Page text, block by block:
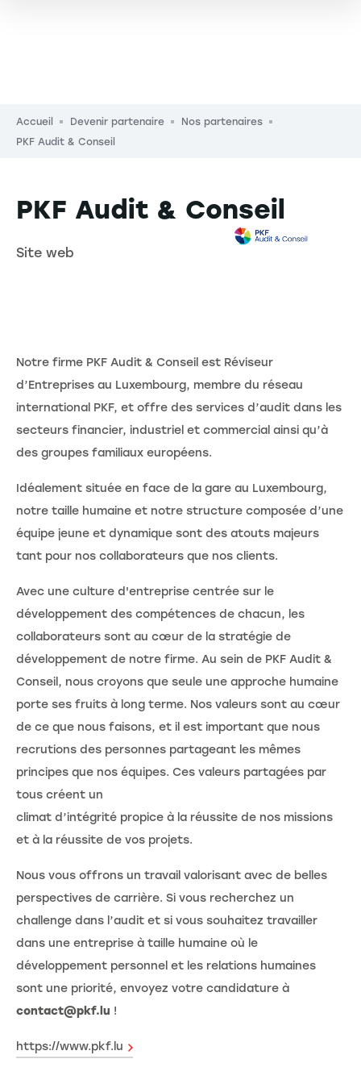
Fil d'Ariane
Accueil Devenir partenaire
Nos partenaires
PKF Audit & Conseil
PKF Audit & Conseil
Site web
Description
Notre firme PKF Audit & Conseil est Réviseur
d’Entreprises au Luxembourg, membre du réseau
international PKF, et offre des services d’audit dans les
secteurs financier, industriel et commercial ainsi qu’à
des groupes familiaux européens.
Idéalement située en face de la gare au Luxembourg,
notre taille humaine et notre structure composée d’une
équipe jeune et dynamique sont des atouts majeurs
tant pour nos collaborateurs que nos clients.
Avec une culture d'entreprise centrée sur le
développement des compétences de chacun, les
collaborateurs sont au cœur de la stratégie de
développement de notre firme. Au sein de PKF Audit &
Conseil, nous croyons que seule une approche humaine
porte ses fruits à long terme. Nos valeurs sont au cœur
de ce que nous faisons, et il est important que nous
recrutions des personnes partageant les mêmes
principes que nos équipes. Ces valeurs partagées par
tous créent un
climat d’intégrité propice à la réussite de nos missions
et à la réussite de vos projets.
Nous vous offrons un travail valorisant avec de belles
perspectives de carrière. Si vous recherchez un
challenge dans l’audit et si vous souhaitez travailler
dans une entreprise à taille humaine où le
développement personnel et les relations humaines
sont une priorité, envoyez votre candidature à
contact@pkf.lu !
https://www.pkf.lu